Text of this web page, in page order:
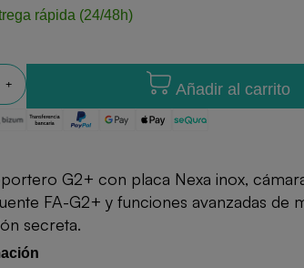
rápida (24/48h)
Añadir al carrito
G2+ con placa Nexa inox,
FA-G2+ y funciones avanzadas de
secreta.